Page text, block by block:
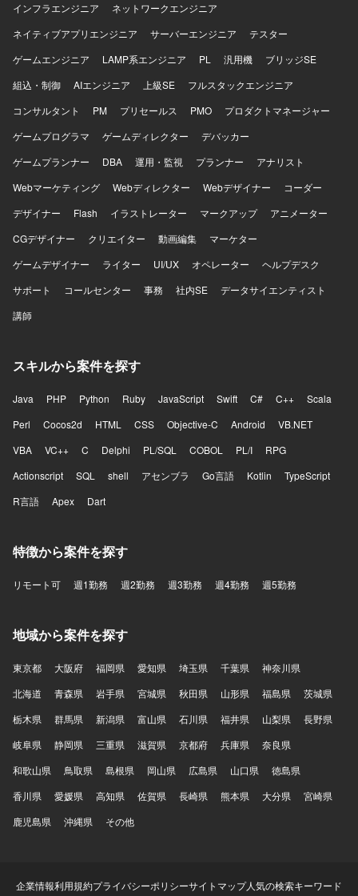
人物像】 単純なキッティング作業にとどまらず、端末不具
合や設定周りまで自律的に切り分け・確認できる方を求め
ら、落ち着いて運用業務を継続できる方が望ましいです。
長期的にインフラ運用に関わり、責任感を持って安定した
対応ができる方を歓迎いたします。 【ポジションの魅力】
Windowsサーバおよびクライアント運用、Active
ど、インフラ運用に必要な幅広い知識・経験を一貫して身
につけることができます。ユーザー対応からサーバ・ネッ
の構成理解やトラブルシューティング能力を高めることが
できる環境です。 【開発環境】 Windows Server OSおよび
WindowsクライアントOSを中心としたインフラ環境で、
Active Directory、ファイルサーバ、CAサーバ、プリンター
Ubuntu）やSKYSEA Client、Cybereason（EDR）、
Zabbix、Patch Manager、Symantec Endpoint
されています。
インフラエンジニア
ネットワークエンジニア
ネイティブアプリエンジニア
サーバーエンジニア
テスター
ゲームエンジニア
LAMP系エンジニア PL 汎用機
ブリッジSE
組込・制御
AIエンジニア 上級SE
フルスタックエンジニア
コンサルタント
PM プリセールス PMO
プロダクトマネージャー
ゲームプログラマ
ゲームディレクター
デバッカー
ゲームプランナー
DBA 運用・監視 プランナー
アナリスト
Webマーケティング
Webディレクター Webデザイナー
コーダー
デザイナー
Flash イラストレーター マークアップ
アニメーター
CGデザイナー
クリエイター 動画編集
マーケター
ゲームデザイナー
ライター UI/UX オペレーター
ヘルプデスク
サポート
コールセンター 事務 社内SE
データサイエンティスト
講師
スキルから案件を探す
Java PHP Python Ruby JavaScript Swift C# C++
Scala
Perl
Cocos2d HTML CSS Objective-C Android
VB.NET
VBA
VC++ C Delphi PL/SQL COBOL PL/I
RPG
Actionscript
SQL shell アセンブラ Go言語 Kotlin
TypeScript
R言語
Apex Dart
特徴から案件を探す
リモート可 週1勤務 週2勤務 週3勤務 週4勤務 週5勤務
地域から案件を探す
東京都 大阪府 福岡県 愛知県 埼玉県 千葉県
神奈川県
北海道
青森県 岩手県 宮城県 秋田県 山形県 福島県
茨城県
栃木県
群馬県 新潟県 富山県 石川県 福井県 山梨県
長野県
岐阜県
静岡県 三重県 滋賀県 京都府 兵庫県
奈良県
和歌山県
鳥取県 島根県 岡山県 広島県 山口県
徳島県
香川県
愛媛県 高知県 佐賀県 長崎県 熊本県 大分県
宮崎県
鹿児島県
沖縄県 その他
企業情報利用規約プライバシーポリシーサイトマップ人気の検索キーワード